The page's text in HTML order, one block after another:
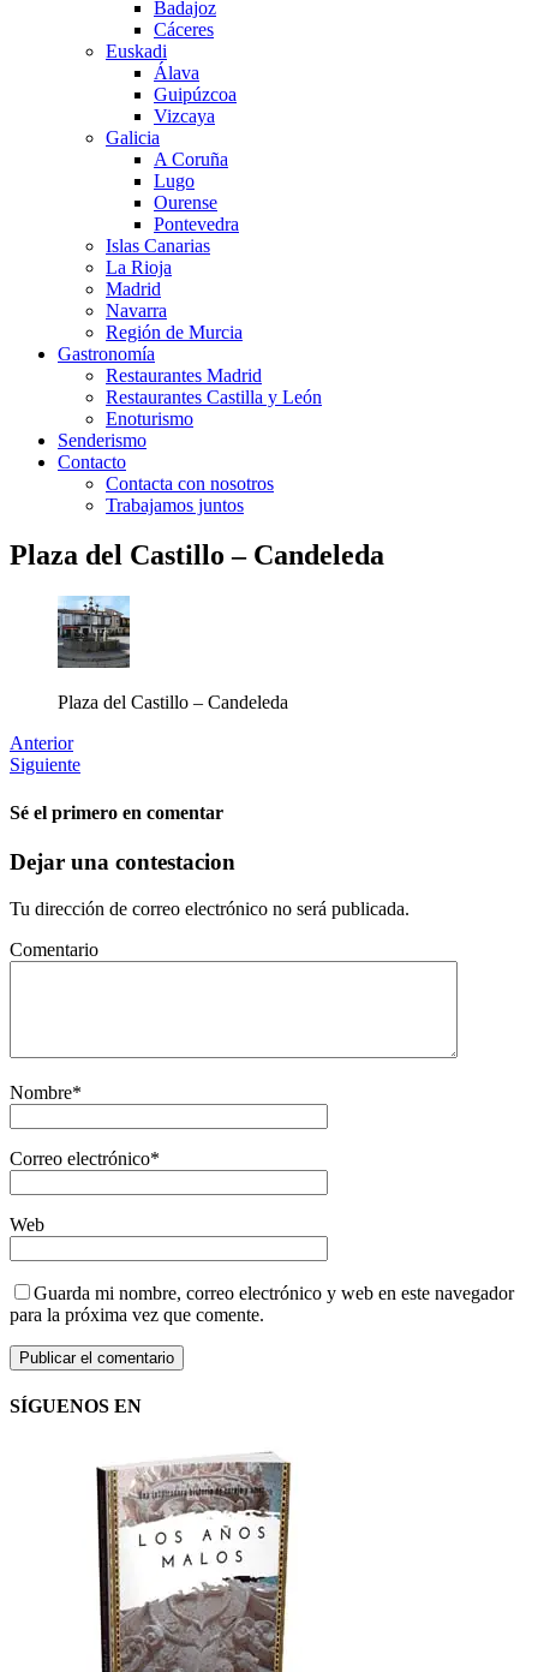
Badajoz
Cáceres
Euskadi
Álava
Guipúzcoa
Vizcaya
Galicia
A Coruña
Lugo
Ourense
Pontevedra
Islas Canarias
La Rioja
Madrid
Navarra
Región de Murcia
Gastronomía
Restaurantes Madrid
Restaurantes Castilla y León
Enoturismo
Senderismo
Contacto
Contacta con nosotros
Trabajamos juntos
Plaza del Castillo – Candeleda
Plaza del Castillo – Candeleda
Anterior
Siguiente
Sé el primero en comentar
Dejar una contestacion
Tu dirección de correo electrónico no será publicada.
Comentario
Nombre*
Correo electrónico*
Web
Guarda mi nombre, correo electrónico y web en este navegador
para la próxima vez que comente.
SÍGUENOS EN